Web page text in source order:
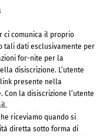
ci comunica il proprio
tali dati esclusivamente per
for-nite per la
disiscrizione. L’utente
presente nella
la disiscrizione l’utente
riceviamo quando si
diretta sotto forma di